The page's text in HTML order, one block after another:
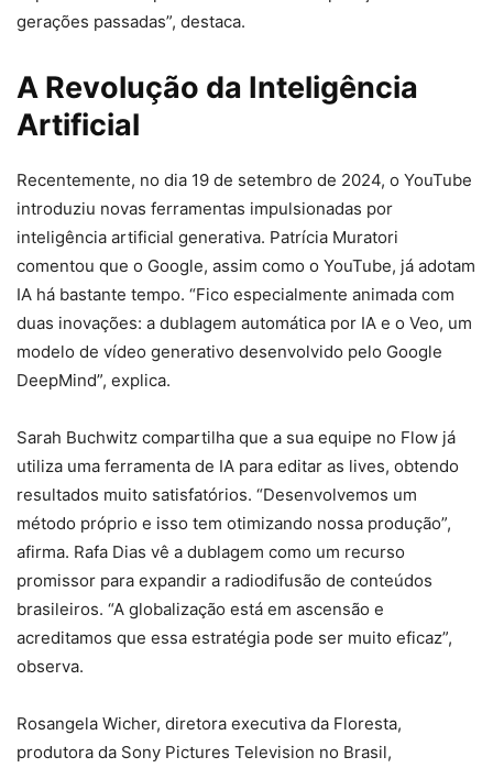
gerações passadas”, destaca.
A Revolução da Inteligência
Artificial
Recentemente, no dia 19 de setembro de 2024, o YouTube
introduziu novas ferramentas impulsionadas por
inteligência artificial generativa. Patrícia Muratori
comentou que o Google, assim como o YouTube, já adotam
IA há bastante tempo. “Fico especialmente animada com
duas inovações: a dublagem automática por IA e o Veo, um
modelo de vídeo generativo desenvolvido pelo Google
DeepMind”, explica.
Sarah Buchwitz compartilha que a sua equipe no Flow já
utiliza uma ferramenta de IA para editar as lives, obtendo
resultados muito satisfatórios. “Desenvolvemos um
método próprio e isso tem otimizando nossa produção”,
afirma. Rafa Dias vê a dublagem como um recurso
promissor para expandir a radiodifusão de conteúdos
brasileiros. “A globalização está em ascensão e
acreditamos que essa estratégia pode ser muito eficaz”,
observa.
Rosangela Wicher, diretora executiva da Floresta,
produtora da Sony Pictures Television no Brasil,